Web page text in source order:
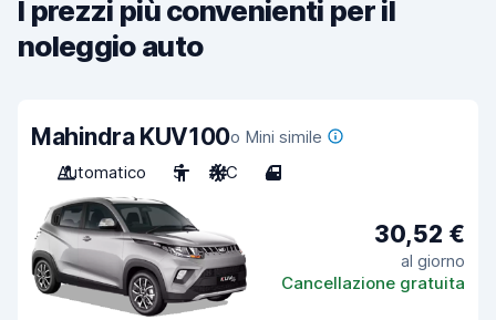
I prezzi più convenienti per il
noleggio auto
Mahindra KUV100o Mini simile
Automatico
5 A/C 4
30,52 €
al giorno
Cancellazione gratuita